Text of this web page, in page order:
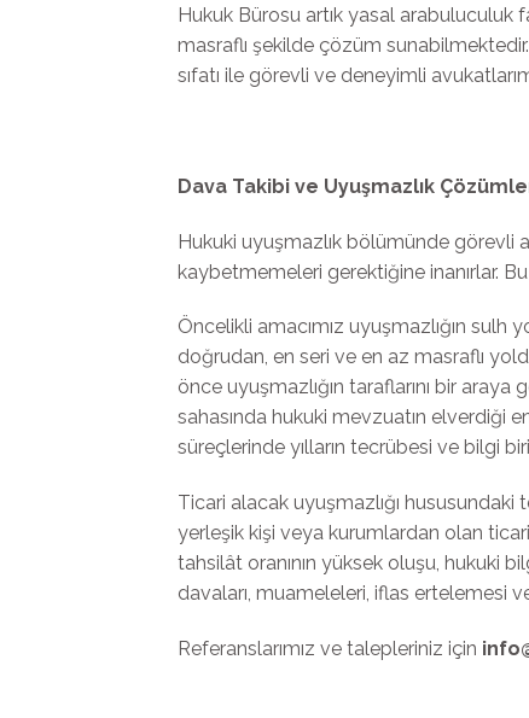
Hukuk Bürosu artık yasal arabuluculuk
masraflı şekilde çözüm
sıfatı ile görevli ve deneyimli
Dava Takibi ve Uyuşmazlık
Hukuki uyuşmazlık bölümünde görevli
kaybetmemeleri gerektiğine inanırlar.
Öncelikli amacımız uyuşmazlığın
doğrudan, en seri ve en az masraflı
önce uyuşmazlığın taraflarını bir
sahasında hukuki mevzuatın elverdiği
süreçlerinde yılların tecrübesi ve bilgi
Ticari alacak uyuşmazlığı hususundaki
yerleşik kişi veya kurumlardan olan
tahsilât oranının yüksek oluşu, hukuki
davaları, muameleleri, iflas ertelemesi
Referanslarımız ve talepleriniz için